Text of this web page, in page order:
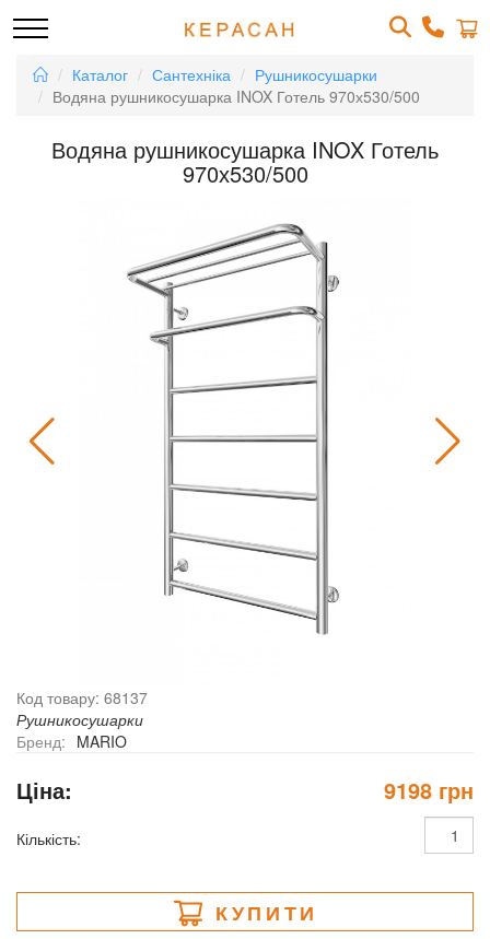
Каталог Сантехніка
Рушникосушарки
Водяна рушникосушарка INOX Готель 970х530/500
Водяна рушникосушарка INOX Готель
970х530/500
Код товару: 68137
Рушникосушарки
Бренд: MARIO
Ціна: 9198 грн
Кількість:
КУПИТИ